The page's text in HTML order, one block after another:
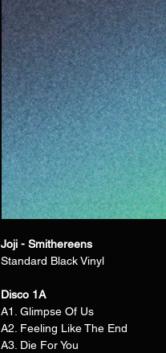
Joji - Smithereens
Standard Black Vinyl
Disco 1A
A1. Glimpse Of Us
A2. Feeling Like The End
A3. Die For You